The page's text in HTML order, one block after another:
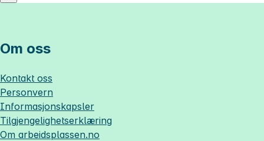
Om oss
Kontakt oss
Personvern
Informasjonskapsler
Tilgjengelighetserklæring
Om arbeidsplassen.no